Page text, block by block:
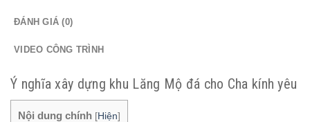
ĐÁNH GIÁ (0)
VIDEO CÔNG TRÌNH
Ý nghĩa xây dựng khu Lăng Mộ đá cho Cha kính yêu
Nội dung chính [Hiện]